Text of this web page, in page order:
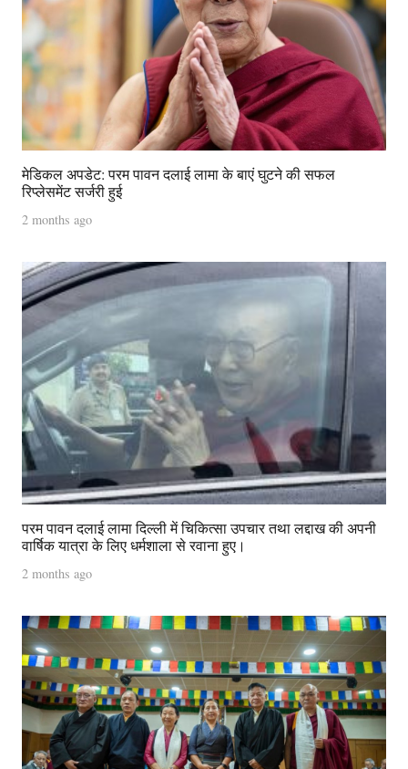
मेडिकल अपडेट: परम पावन दलाई लामा के बाएं घुटने की सफल
रिप्लेसमेंट सर्जरी हुई
2 months ago
परम पावन दलाई लामा दिल्ली में चिकित्सा उपचार तथा लद्दाख की अपनी
वार्षिक यात्रा के लिए धर्मशाला से रवाना हुए।
2 months ago